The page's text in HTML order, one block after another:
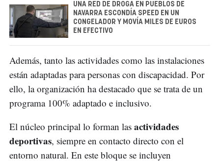
UNA RED DE DROGA EN PUEBLOS DE
NAVARRA ESCONDÍA SPEED EN UN
CONGELADOR Y MOVÍA MILES DE EUROS
EN EFECTIVO
Además, tanto las actividades como las instalaciones
están adaptadas para personas con discapacidad. Por
ello, la organización ha destacado que se trata de un
programa 100% adaptado e inclusivo.
El núcleo principal lo forman las actividades
deportivas, siempre en contacto directo con el
entorno natural. En este bloque se incluyen